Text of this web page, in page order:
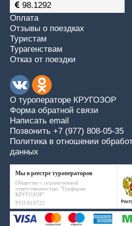
98.1292
Оплата
Отзывы о поездках
Туристам
Турагенствам
Отказ от поездки
О туроператоре КРУГОЗОР
Форма обратной связи
Написать email
Позвонить +7 (977) 808-05-35
Политика в отношении
данных
Мы в реестре туроператоров
Общество с ограниченной
ответственностью "Турфирма
КРУГОЗОР"
РТО 019722